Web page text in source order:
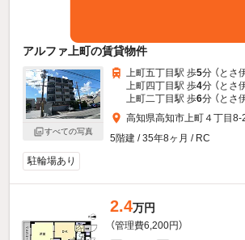
アルファ上町の賃貸物件
すべての写真
上町五丁目駅 歩5分 （とさ
上町四丁目駅 歩4分 （とさ
上町二丁目駅 歩6分 （とさ
高知県高知市上町４丁目8-
5階建 / 35年8ヶ月 / RC
駐輪場あり
2.4万円
（管理費6,200円）